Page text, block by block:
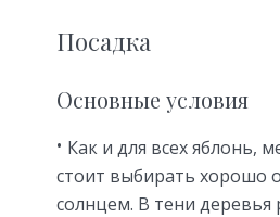
Посадка
Основные условия
Как и для всех яблонь,
стоит выбирать хорошо
солнцем. В тени деревья